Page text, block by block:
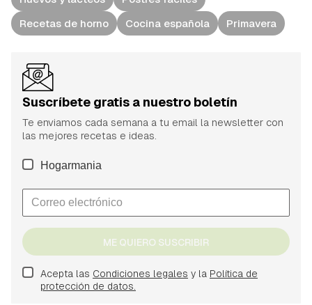
Recetas de horno
Cocina española Primavera
Suscríbete gratis a nuestro boletín
Te enviamos cada semana a tu email la newsletter con
las mejores recetas e ideas.
Hogarmania
ME QUIERO SUSCRIBIR
Acepta las Condiciones legales y la Política de
protección de datos.